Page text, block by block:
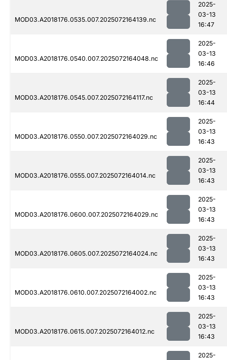
MOD03.A2018176.0535.007.2025072164139.nc
2025-
03-13
16:47
MOD03.A2018176.0540.007.2025072164048.nc
2025-
03-13
16:46
MOD03.A2018176.0545.007.2025072164117.nc
2025-
03-13
16:44
MOD03.A2018176.0550.007.2025072164029.nc
2025-
03-13
16:43
MOD03.A2018176.0555.007.2025072164014.nc
2025-
03-13
16:43
MOD03.A2018176.0600.007.2025072164029.nc
2025-
03-13
16:43
MOD03.A2018176.0605.007.2025072164024.nc
2025-
03-13
16:43
MOD03.A2018176.0610.007.2025072164002.nc
2025-
03-13
16:43
MOD03.A2018176.0615.007.2025072164012.nc
2025-
03-13
16:43
2025-